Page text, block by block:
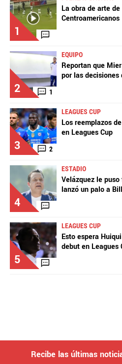
1
La obra de arte
Centroamericanos
2 1
EQUIPO
Reportan que
por las decisiones
3 2
LEAGUES CUP
Los reemplazos
en Leagues Cup
4
ESTADIO
Velázquez le
lanzó un palo a
5
LEAGUES CUP
Esto espera
debut en Leagues
Recibe las últimas